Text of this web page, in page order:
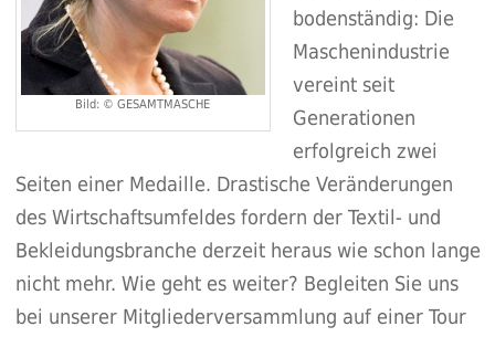
Bild: © GESAMTMASCHE
bodenständig: Die
Maschenindustrie
vereint seit
Generationen
erfolgreich zwei
Seiten einer Medaille. Drastische Veränderungen
des Wirtschaftsumfeldes fordern der Textil- und
Bekleidungsbranche derzeit heraus wie schon lange
nicht mehr. Wie geht es weiter? Begleiten Sie uns
bei unserer Mitgliederversammlung auf einer Tour